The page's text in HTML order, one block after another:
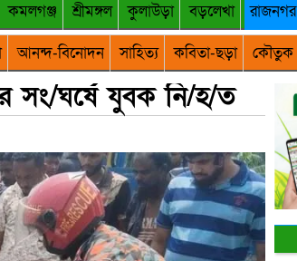
কমলগঞ্জ শ্রীমঙ্গল কুলাউড়া বড়লেখা রাজনগর
আনন্দ-বিনোদন সাহিত্য কবিতা-ছড়া কৌতুক
সং/ঘর্ষে যুবক নি/হ/ত